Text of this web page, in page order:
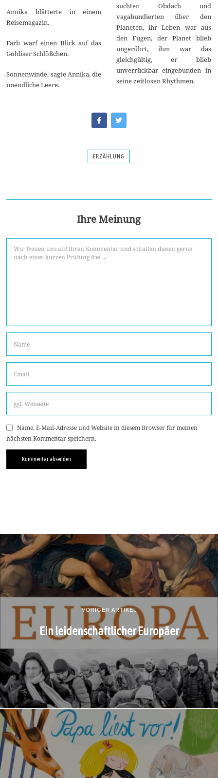
Annika blätterte in einem
Reisemagazin.
Farb warf einen Blick auf das
Gohliser Schlößchen.
Sonnenwinde, sagte Annika, die
unendliche Leere.
suchten Obdach und
vagabundierten über den
Planeten, ihr Leben war aus
den Fugen, der Planet blieb
ungerührt, ihm war das
gleichgültig, er blieb
unverrückbar eingebunden in
seine zeitlosen Rhythmen.
ERZÄHLUNG
Ihre Meinung
Name, E-Mail-Adresse und Website in diesem Browser für meinen
nächsten Kommentar speichern.
VORIGER ARTIKEL
Ein leidenschaftlicher Europäer